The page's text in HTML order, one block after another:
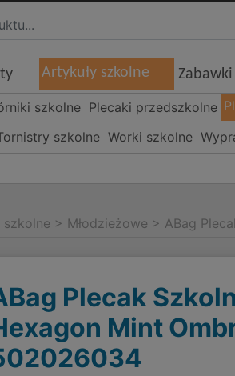
Artykuły szkolne Zabawki
szkolne Plecaki przedszkolne
szkolne Worki szkolne
szkolne > Młodzieżowe > ABag
Plecak
Mint